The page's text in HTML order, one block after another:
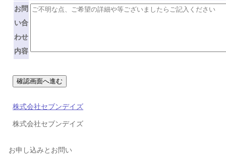
お問
い合
わせ
内容
株式会社セブンデイズ
株式会社セブンデイズ
お申し込みとお問い